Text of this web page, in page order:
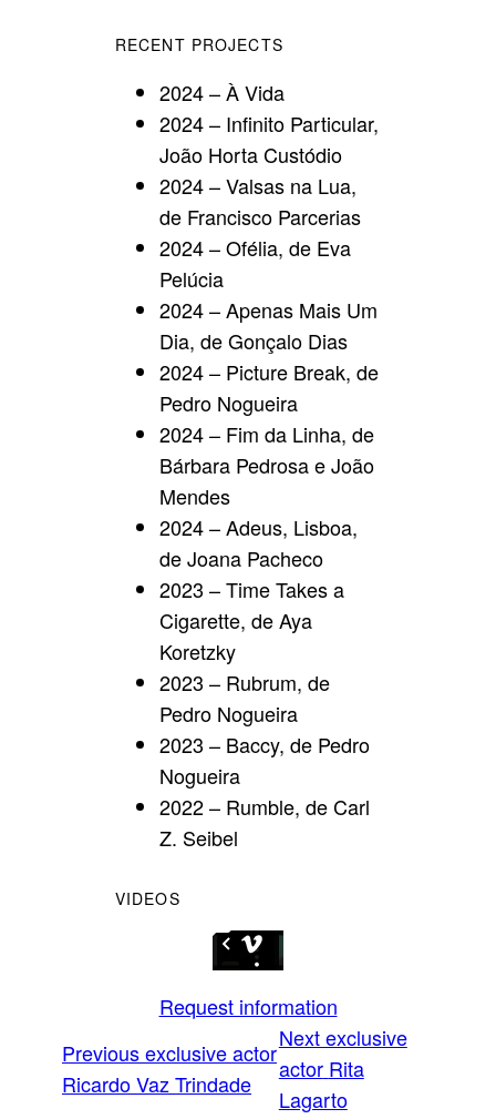
RECENT PROJECTS
2024 – À Vida
2024 – Infinito Particular,
João Horta Custódio
2024 – Valsas na Lua,
de Francisco Parcerias
2024 – Ofélia, de Eva
Pelúcia
2024 – Apenas Mais Um
Dia, de Gonçalo Dias
2024 – Picture Break, de
Pedro Nogueira
2024 – Fim da Linha, de
Bárbara Pedrosa e João
Mendes
2024 – Adeus, Lisboa,
de Joana Pacheco
2023 – Time Takes a
Cigarette, de Aya
Koretzky
2023 – Rubrum, de
Pedro Nogueira
2023 – Baccy, de Pedro
Nogueira
2022 – Rumble, de Carl
Z. Seibel
VIDEOS
Request information
Previous exclusive actor
Ricardo Vaz Trindade
Next exclusive
actor Rita
Lagarto